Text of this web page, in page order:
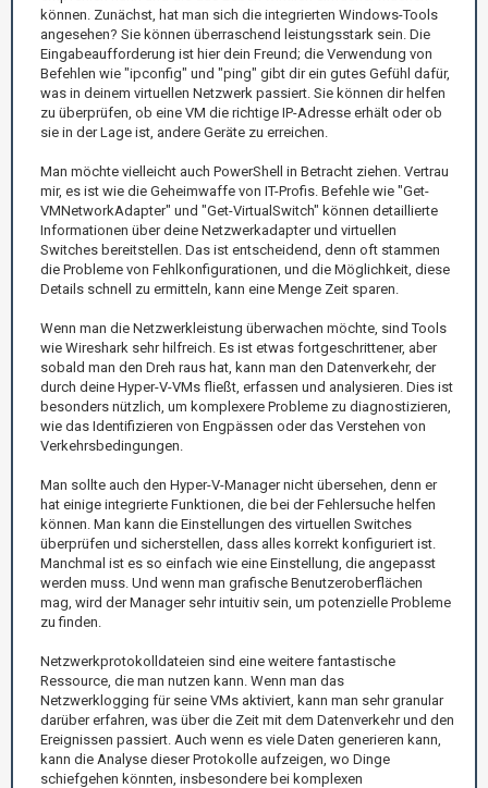
können. Zunächst, hat man sich die integrierten Windows-Tools
angesehen? Sie können überraschend leistungsstark sein. Die
Eingabeaufforderung ist hier dein Freund; die Verwendung von
Befehlen wie "ipconfig" und "ping" gibt dir ein gutes Gefühl dafür,
was in deinem virtuellen Netzwerk passiert. Sie können dir helfen
zu überprüfen, ob eine VM die richtige IP-Adresse erhält oder ob
sie in der Lage ist, andere Geräte zu erreichen.
Man möchte vielleicht auch PowerShell in Betracht ziehen. Vertrau
mir, es ist wie die Geheimwaffe von IT-Profis. Befehle wie "Get-
VMNetworkAdapter" und "Get-VirtualSwitch" können detaillierte
Informationen über deine Netzwerkadapter und virtuellen
Switches bereitstellen. Das ist entscheidend, denn oft stammen
die Probleme von Fehlkonfigurationen, und die Möglichkeit, diese
Details schnell zu ermitteln, kann eine Menge Zeit sparen.
Wenn man die Netzwerkleistung überwachen möchte, sind Tools
wie Wireshark sehr hilfreich. Es ist etwas fortgeschrittener, aber
sobald man den Dreh raus hat, kann man den Datenverkehr, der
durch deine Hyper-V-VMs fließt, erfassen und analysieren. Dies ist
besonders nützlich, um komplexere Probleme zu diagnostizieren,
wie das Identifizieren von Engpässen oder das Verstehen von
Verkehrsbedingungen.
Man sollte auch den Hyper-V-Manager nicht übersehen, denn er
hat einige integrierte Funktionen, die bei der Fehlersuche helfen
können. Man kann die Einstellungen des virtuellen Switches
überprüfen und sicherstellen, dass alles korrekt konfiguriert ist.
Manchmal ist es so einfach wie eine Einstellung, die angepasst
werden muss. Und wenn man grafische Benutzeroberflächen
mag, wird der Manager sehr intuitiv sein, um potenzielle Probleme
zu finden.
Netzwerkprotokolldateien sind eine weitere fantastische
Ressource, die man nutzen kann. Wenn man das
Netzwerklogging für seine VMs aktiviert, kann man sehr granular
darüber erfahren, was über die Zeit mit dem Datenverkehr und den
Ereignissen passiert. Auch wenn es viele Daten generieren kann,
kann die Analyse dieser Protokolle aufzeigen, wo Dinge
schiefgehen könnten, insbesondere bei komplexen